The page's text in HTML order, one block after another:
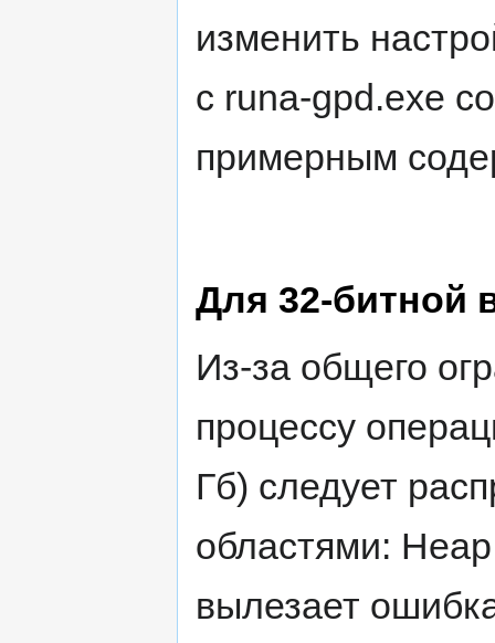
изменить
с runa-gpd.exe
примерным
Для 32-битной
Из-за общего
процессу
Гб) следует
областями:
вылезает